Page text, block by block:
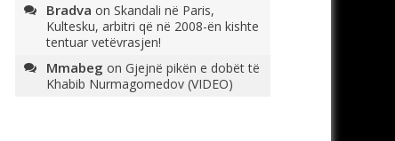
Bradva on Skandali në Paris,
Kultesku, arbitri që në 2008-ën kishte
tentuar vetëvrasjen!
Mmabeg on Gjejnë pikën e dobët të
Khabib Nurmagomedov (VIDEO)